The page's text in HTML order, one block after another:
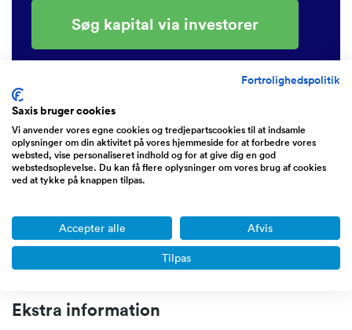
Søg kapital via investorer
Vi har over 400 investorer som samlet råder
over 1.400.880.102 kr.
Er du investor? Opret investor profil
virksomhed?
Få hjælp af en virksomhedsmægler
Ekstra information
Fortrolighedspolitik
Saxis bruger cookies
Vi anvender vores egne cookies og tredjepartscookies til at indsamle
oplysninger om din aktivitet på vores hjemmeside for at forbedre vores
websted, vise personaliseret indhold og for at give dig en god
webstedsoplevelse. Du kan få flere oplysninger om vores brug af cookies
ved at tykke på knappen tilpas.
Accepter alle Afvis
Tilpas